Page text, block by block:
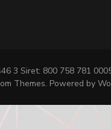
3 Siret: 800 758 781
Themes. Powered by